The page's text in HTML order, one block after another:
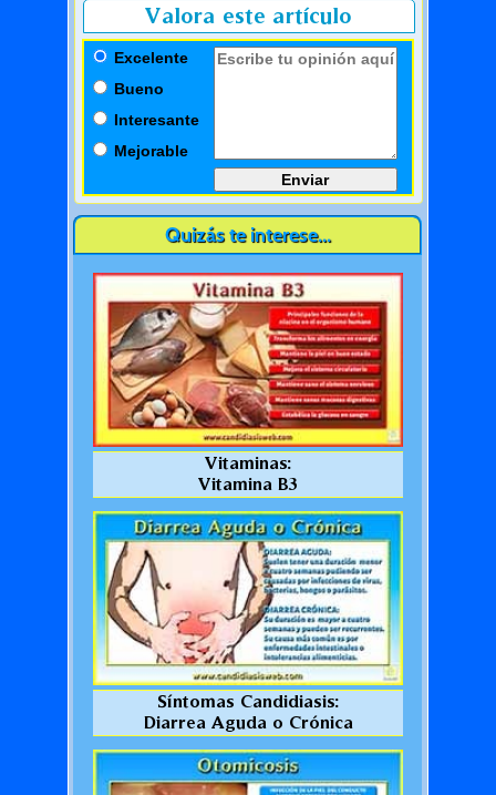
Valora este artículo
Excelente
Bueno
Interesante
Mejorable
Quizás te interese...
Vitaminas:
Vitamina B3
Síntomas Candidiasis:
Diarrea Aguda o Crónica